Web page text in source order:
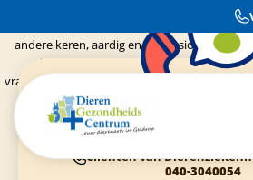
Ik ben super enthousiast over jullie! Mijn
direct naar de dierenarts. We konden
andere keren, aardig en professioneel
dat jullie dierenvrienden zijn en ook de
vragen hoe het gaat is niet overal
Dieren Gezondheids Centrum
Cliënten van
040-3040054